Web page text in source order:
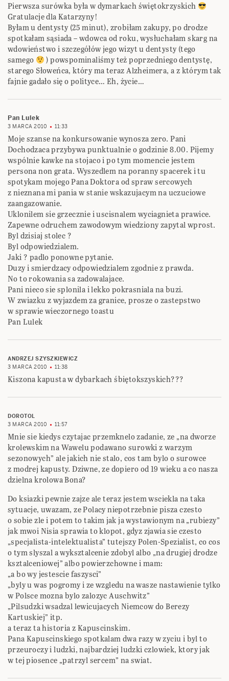
Pierwsza surówka była w dymarkach świętokrzyskich
Gratulacje dla Katarzyny!
Byłam u dentysty (25 minut), zrobiłam zakupy, po drodze
spotkałam sąsiada – wdowca od roku, wysłuchałam skarg na
wdowieństwo i szczegółów jego wizyt u dentysty (tego
samego
) powspominaliśmy też poprzedniego dentystę,
starego Słoweńca, który ma teraz Alzheimera, a z którym tak
fajnie gadało się o polityce… Eh, życie…
Pan Lulek
3 MARCA 2010 11:33
Moje szanse na konkursowanie wynosza zero. Pani
Dochodzaca przybywa punktualnie o godzinie 8.00. Pijemy
wspólnie kawke na stojaco i po tym momencie jestem
persona non grata. Wyszedlem na poranny spacerek i tu
spotykam mojego Pana Doktora od spraw sercowych
z nieznana mi pania w stanie wskazujacym na uczuciowe
zaangazowanie.
Uklonilem sie grzecznie i uscisnalem wyciagnieta prawice.
Zapewne odruchem zawodowym wiedziony zapytal wprost.
Byl dzisiaj stolec ?
Byl odpowiedzialem.
Jaki ? padlo ponowne pytanie.
Duzy i smierdzacy odpowiedzialem zgodnie z prawda.
No to rokowania sa zadowalajace.
Pani nieco sie splonila i lekko pokrasniala na buzi.
W zwiazku z wyjazdem za granice, prosze o zastepstwo
w sprawie wieczornego toastu
Pan Lulek
ANDRZEJ SZYSZKIEWICZ
3 MARCA 2010
11:38
Kiszona kapusta w dybarkach śbiętokszyskich???
DOROTOL
3 MARCA 2010
11:57
Mnie sie kiedys czytajac przemknelo zadanie, ze „na dworze
krolewskim na Wawelu podawano surowki z warzym
sezonowych” ale jakich nie stalo, cos tam bylo o surowce
z modrej kapusty. Dziwne, ze dopiero od 19 wieku a co nasza
dzielna krolowa Bona?
Do ksiazki pewnie zajze ale teraz jestem wsciekla na taka
sytuacje, uwazam, ze Polacy niepotrzebnie pisza czesto
o sobie zle i potem to takim jak ja wystawionym na „rubiezy”
jak mwoi Nisia sprawia to klopot, gdyz zjawia sie czesto
„specjalista-intelektualista” tutejszy Polen-Spezialist, co cos
o tym slyszal a wyksztalcenie zdobyl albo „na drugiej drodze
ksztalceniowej” albo powierzchowne i mam:
„a bo wy jestescie faszysci”
„byly u was pogromy i ze wzgledu na wasze nastawienie tylko
w Polsce mozna bylo zalozyc Auschwitz”
„Pilsudzki wsadzal lewicujacych Niemcow do Berezy
Kartuskiej” itp.
a teraz ta historia z Kapuscinskim.
Pana Kapuscinskiego spotkalam dwa razy w zyciu i byl to
przeuroczy i ludzki, najbardziej ludzki czlowiek, ktory jak
w tej piosence „patrzyl sercem” na swiat.